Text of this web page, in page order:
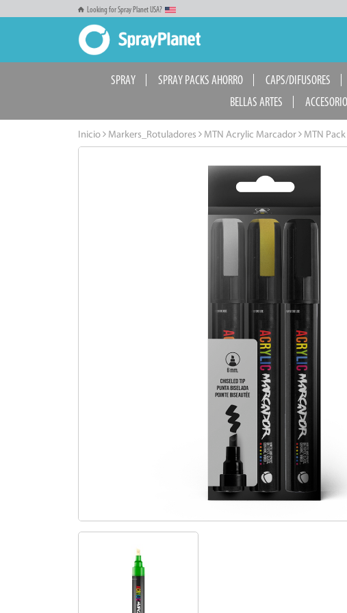
Looking for Spray Planet USA?
SPRAY SPRAY PACKS AHORRO CAPS/DIFUSORES
BELLAS ARTES
Inicio Markers_Rotuladores MTN Acrylic Marcador MTN